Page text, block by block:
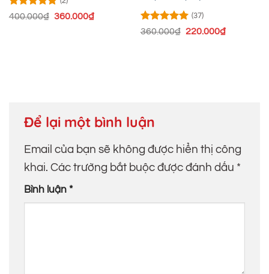
Được xếp
400.000₫ Giá
360.000₫Giá
Được xếp
(37)
360.000₫ Giá
220.000₫Giá
Để lại một bình luận
Email của bạn sẽ không được hiển thị công
khai. Các trường bắt buộc được đánh dấu *
Bình luận *